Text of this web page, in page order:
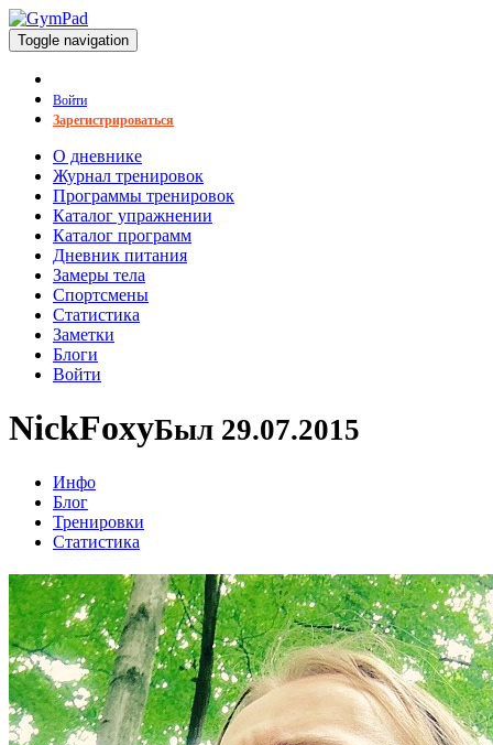
Toggle navigation
Войти
Зарегистрироваться
О дневнике
Журнал тренировок
Программы тренировок
Каталог упражнении
Каталог программ
Дневник питания
Замеры тела
Спортсмены
Статистика
Заметки
Блоги
Войти
NickFoxyБыл 29.07.2015
Инфо
Блог
Тренировки
Статистика